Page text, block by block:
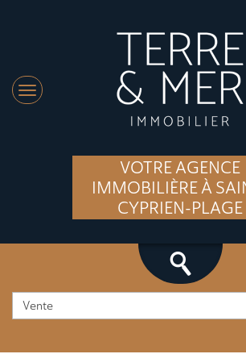
VOTRE AGENCE
IMMOBILIÈRE À
CYPRIEN-PLAGE
Vente